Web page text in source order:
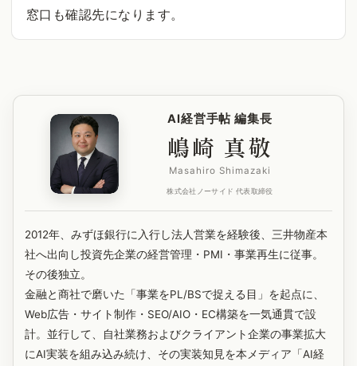
窓口も確認先になります。
AI経営手帖 編集長
嶋崎 真敬
Masahiro Shimazaki
株式会社ノーサイド 代表取締役
2012年、みずほ銀行に入行し法人営業を経験後、三井物産本
社へ出向し投資先企業の経営管理・PMI・事業再生に従事。
その後独立。
金融と商社で磨いた「事業をPL/BSで捉える目」を起点に、
Web広告・サイト制作・SEO/AIO・EC構築を一気通貫で設
計。並行して、自社業務およびクライアント企業の事業拡大
にAI実装を組み込み続け、その実装知見を本メディア「AI経